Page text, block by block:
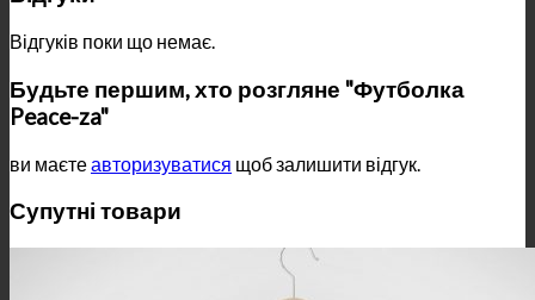
Відгуків поки що немає.
Будьте першим, хто розгляне "Футболка
Peace-za"
ви маєтеавторизуватися щоб залишити відгук.
Супутні товари